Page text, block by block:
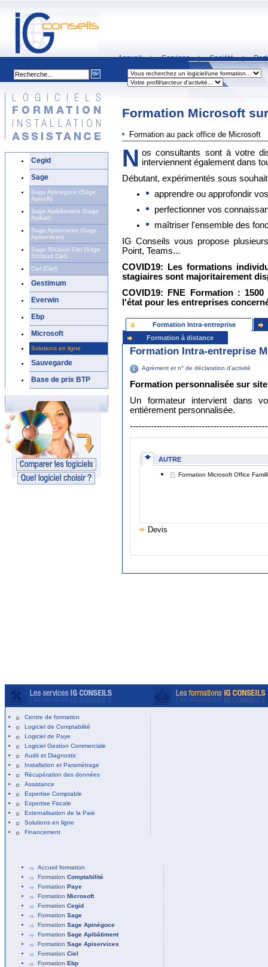
Accueil | Services | Société |
Cegid
Sage
Sage Apinégoce (Sage
Apisoft)
Sage Apibâtiment (Sage
Apibat)
Sage Apiservices (Sage
Apiservices)
Sage 50cloud Ciel (Sage
50cloud Ciel)
Ciel (Ciel)
Gestimum
Everwin
Ebp
Microsoft
Solutions en ligne
Sauvegarde
Base de prix BTP
Formation Microsoft
Formation au pack office de Microsoft
N os consultants sont à votre
interviennent également dans
Débutant, expérimentés sous
apprendre ou approfondir
perfectionner vos
maîtriser l'ensemble des
IG Conseils vous propose
Point, Teams...
COVID19: Les formations
stagiaires sont majoritairement
COVID19: FNE Formation :
l'état pour les entreprises
Formation Intra-entreprise
Formation à distance
Formation Intra-entreprise
Agrément et n° de déclaration d'activité
Formation personnalisée sur site
Un formateur intervient dans
entièrement personnalisée.
AUTRE
Formation Microsoft Office
Devis
Centre de formation
Logiciel de Comptabilité
Logiciel de Paye
Logiciel Gestion Commerciale
Audit et Diagnostic
Installation et Paramétrage
Récupération des données
Assistance
Expertise Comptable
Expertise Fiscale
Externalisation de la Paie
Solutions en ligne
Financement
Accueil formation
Formation Comptabilité
Formation Paye
Formation Microsoft
Formation Cegid
Formation Sage
Formation Sage Apinégoce
Formation Sage Apibâtiment
Formation Sage Apiservices
Formation Ciel
Formation Ebp